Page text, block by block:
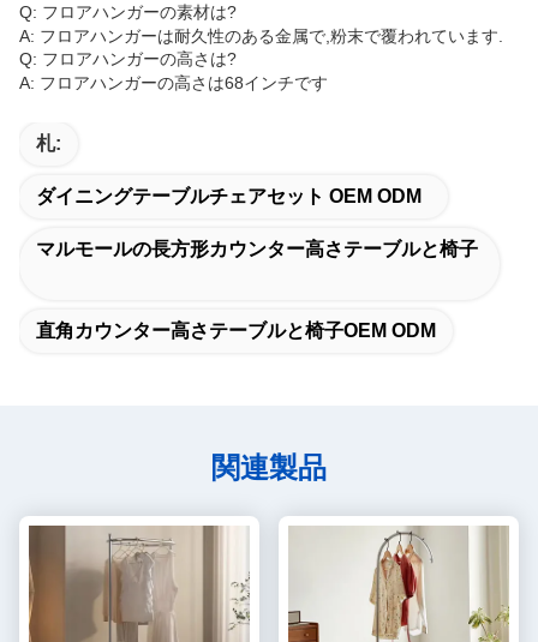
Q: フロアハンガーの素材は?
A: フロアハンガーは耐久性のある金属で,粉末で覆われています.
Q: フロアハンガーの高さは?
A: フロアハンガーの高さは68インチです
札:
ダイニングテーブルチェアセット OEM ODM
マルモールの長方形カウンター高さテーブルと椅子
直角カウンター高さテーブルと椅子OEM ODM
関連製品